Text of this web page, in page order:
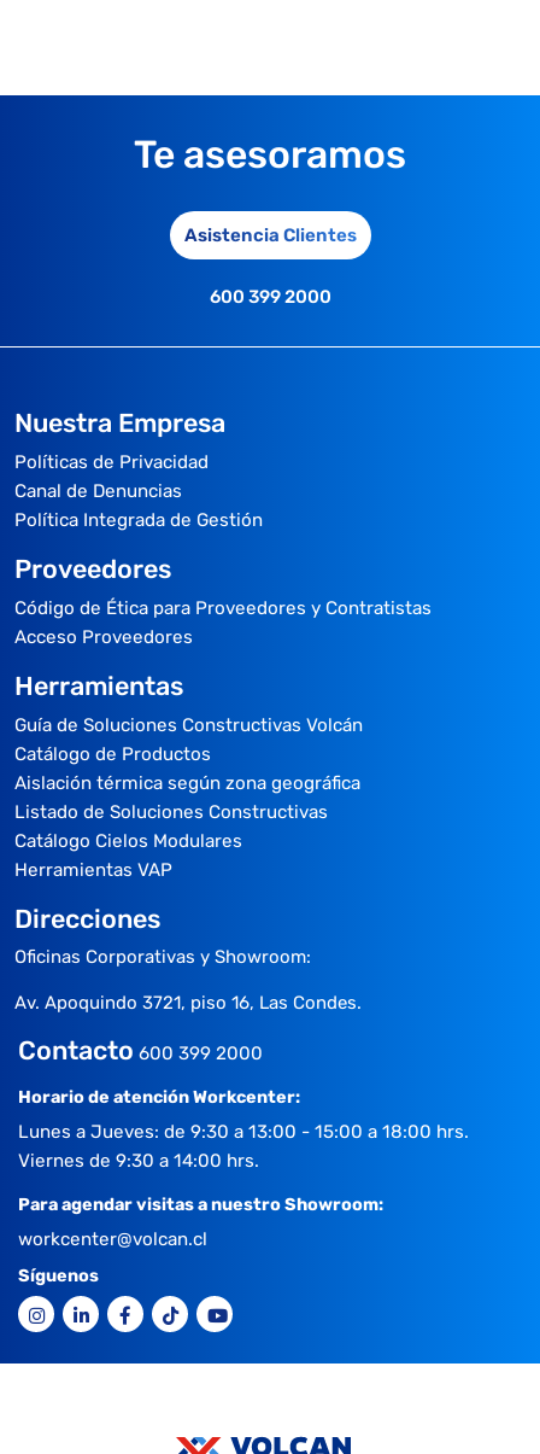
Te asesoramos
Asistencia Clientes
600 399 2000
Nuestra Empresa
Políticas de Privacidad
Canal de Denuncias
Política Integrada de Gestión
Proveedores
Código de Ética para Proveedores y Contratistas
Acceso Proveedores
Herramientas
Guía de Soluciones Constructivas Volcán
Catálogo de Productos
Aislación térmica según zona geográfica
Listado de Soluciones Constructivas
Catálogo Cielos Modulares
Herramientas VAP
Direcciones
Oficinas Corporativas y Showroom:
Av. Apoquindo 3721, piso 16, Las Condes.
Contacto 600 399 2000
Horario de atención Workcenter:
Lunes a Jueves: de 9:30 a 13:00 - 15:00 a 18:00 hrs.
Viernes de 9:30 a 14:00 hrs.
Para agendar visitas a nuestro Showroom:
workcenter@volcan.cl
Síguenos